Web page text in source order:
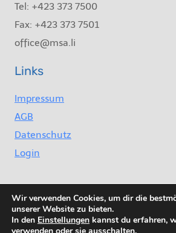
Tel: +423 373 7500
Fax: +423 373 7501
office@msa.li
Links
Impressum
AGB
Datenschutz
Login
Wir verwenden Cookies, um dir die
unserer Website zu bieten.
In den Einstellungen kannst du erfahren,